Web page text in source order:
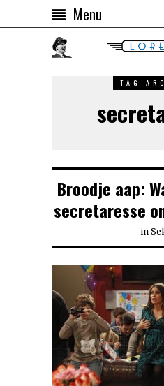
Menu
TAG
Broodje aap:
secretaresse
in